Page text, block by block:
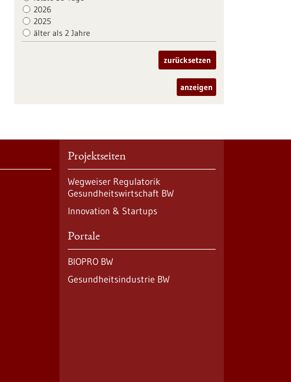
2026
2025
älter als 2 Jahre
zurücksetzen
anzeigen
Projektseiten
Wegweiser Regulatorik
Gesundheitswirtschaft BW
Innovation & Startups
Portale
BIOPRO BW
Gesundheitsindustrie BW